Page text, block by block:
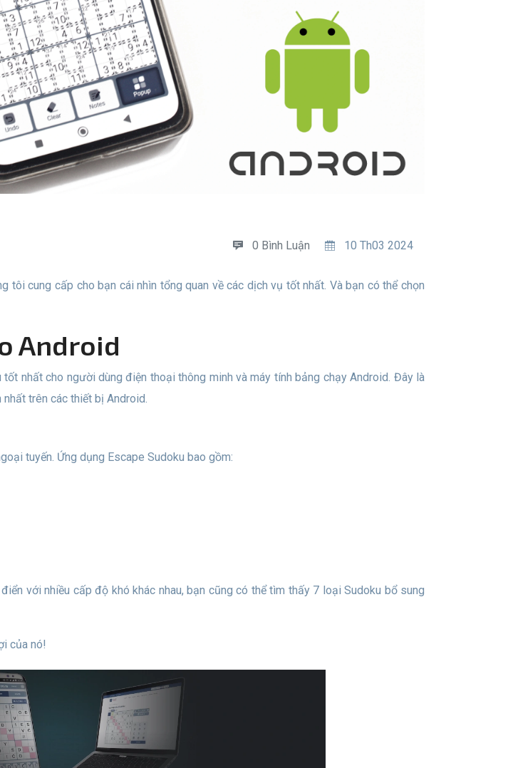
0 Bình Luận 10 Th03 2024
Android
trên các thiết bị Android.
tuyến. Ứng dụng Escape Sudoku bao gồm:
của nó!